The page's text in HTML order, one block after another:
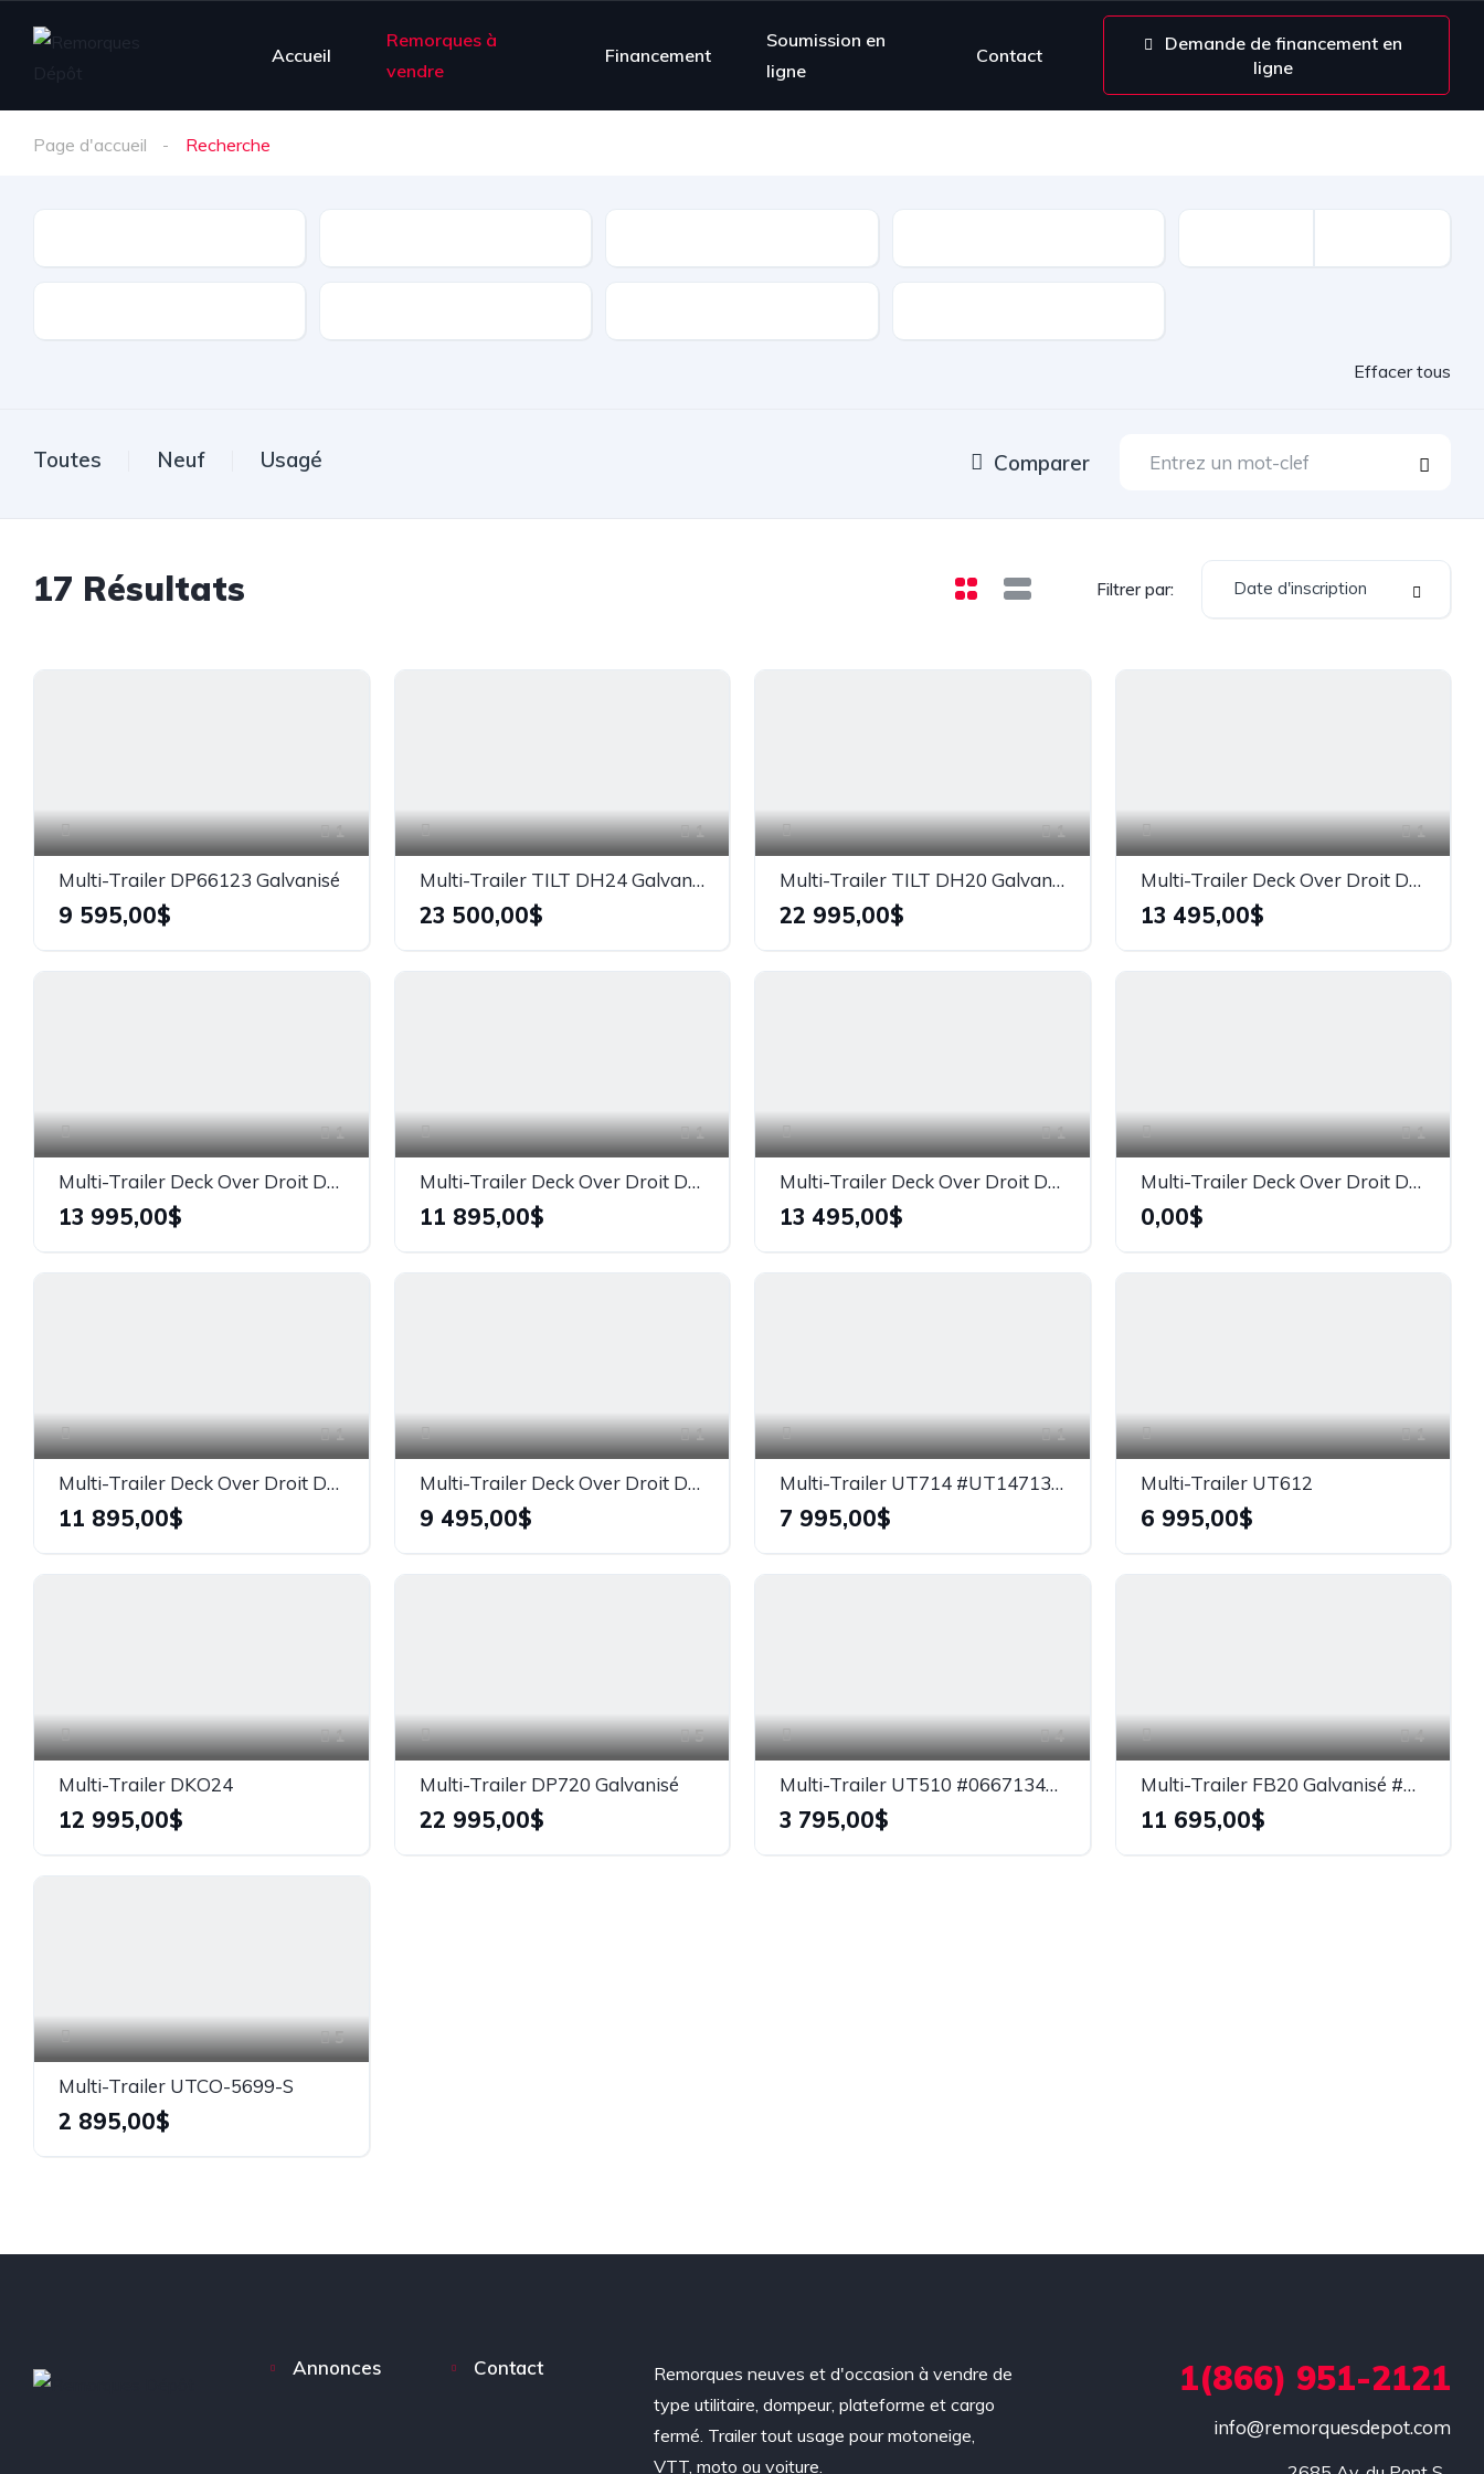
Accueil
Remorques à
vendre
Financement
Soumission en
ligne
Contact
Demande de financement en
ligne
Page d'accueil Recherche
Effacer tous
Toutes Neuf Usagé Comparer
17 Résultats Filtrer par: Date d'inscription
1
Multi-Trailer DP66123 Galvanisé
9 595,00$
1
Multi-Trailer TILT DH24 Galvanisé 20 000 lbs
23 500,00$
1
Multi-Trailer TILT DH20 Galvanisé 16 000 lbs
22 995,00$
1
Multi-Trailer Deck Over Droit DK24G14K - 14 000 lb
13 495,00$
1
Multi-Trailer Deck Over Droit DK20G14K - 14 000 lb
13 995,00$
1
Multi-Trailer Deck Over Droit DK18G14K - 14 000 lb
11 895,00$
1
Multi-Trailer Deck Over Droit DK24G10K - 10 000 lb
13 495,00$
1
Multi-Trailer Deck Over Droit DK20G10K - 10 000 lb
0,00$
1
Multi-Trailer Deck Over Droit DK18G10K - 10 000 lb
11 895,00$
1
Multi-Trailer Deck Over Droit DK1610K - 10 000 lb
9 495,00$
1
Multi-Trailer UT714 #UT14713005
7 995,00$
1
Multi-Trailer UT612
6 995,00$
1
Multi-Trailer DKO24
12 995,00$
5
Multi-Trailer DP720 Galvanisé
22 995,00$
4
Multi-Trailer UT510 #0667134A5
3 795,00$
4
Multi-Trailer FB20 Galvanisé #0827134A2
11 695,00$
5
Multi-Trailer UTCO-5699-S
2 895,00$
Annonces Contact
Remorques neuves et d'occasion à vendre de
type utilitaire, dompeur, plateforme et cargo
fermé. Trailer tout usage pour motoneige,
VTT, moto ou voiture.
1(866) 951-2121
info@remorquesdepot.com